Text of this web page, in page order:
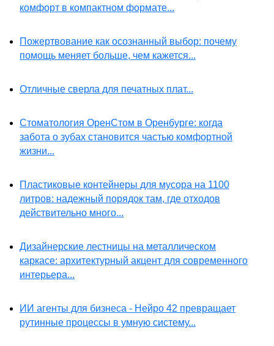
комфорт в компактном формате...
Пожертвование как осознанный выбор: почему
помощь меняет больше, чем кажется...
Отличные сверла для печатных плат...
Стоматология ОренСтом в Оренбурге: когда
забота о зубах становится частью комфортной
жизни...
Пластиковые контейнеры для мусора на 1100
литров: надежный порядок там, где отходов
действительно много...
Дизайнерские лестницы на металлическом
каркасе: архитектурный акцент для современного
интерьера...
ИИ агенты для бизнеса - Нейро 42 превращает
рутинные процессы в умную систему...